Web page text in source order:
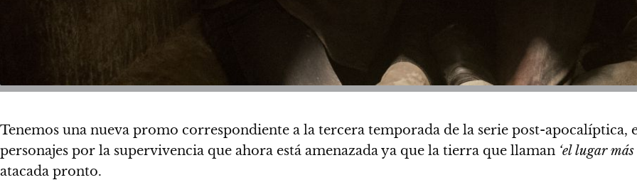
Tenemos una nueva promo correspondiente a la tercera temporada de la serie post-apocalíptica,
personajes por la supervivencia que ahora está amenazada ya que la tierra que llaman ‘el lugar
atacada pronto.